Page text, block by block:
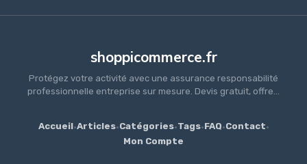
shoppicommerce.fr
Protégez votre activité avec une assurance responsabilité
professionnelle entreprise sur mesure. Devis gratuit, offre...
Accueil·Articles·Catégories·Tags·FAQ·Contact·
Mon Compte